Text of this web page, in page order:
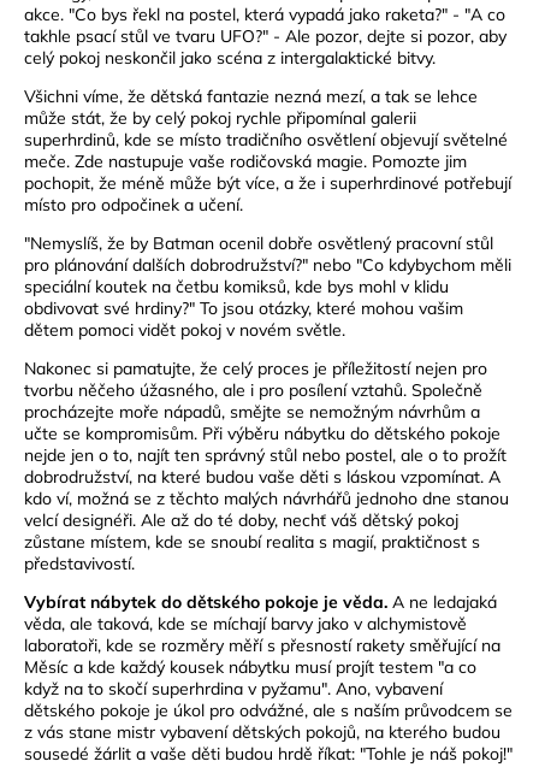
akce. "Co bys řekl na postel, která vypadá jako raketa?" - "A co
takhle psací stůl ve tvaru UFO?" - Ale pozor, dejte si pozor, aby
celý pokoj neskončil jako scéna z intergalaktické bitvy.
Všichni víme, že dětská fantazie nezná mezí, a tak se lehce
může stát, že by celý pokoj rychle připomínal galerii
superhrdinů, kde se místo tradičního osvětlení objevují světelné
meče. Zde nastupuje vaše rodičovská magie. Pomozte jim
pochopit, že méně může být více, a že i superhrdinové potřebují
místo pro odpočinek a učení.
"Nemyslíš, že by Batman ocenil dobře osvětlený pracovní stůl
pro plánování dalších dobrodružství?" nebo "Co kdybychom měli
speciální koutek na četbu komiksů, kde bys mohl v klidu
obdivovat své hrdiny?" To jsou otázky, které mohou vašim
dětem pomoci vidět pokoj v novém světle.
Nakonec si pamatujte, že celý proces je příležitostí nejen pro
tvorbu něčeho úžasného, ale i pro posílení vztahů. Společně
procházejte moře nápadů, smějte se nemožným návrhům a
učte se kompromisům. Při výběru nábytku do dětského pokoje
nejde jen o to, najít ten správný stůl nebo postel, ale o to prožít
dobrodružství, na které budou vaše děti s láskou vzpomínat. A
kdo ví, možná se z těchto malých návrhářů jednoho dne stanou
velcí designéři. Ale až do té doby, nechť váš dětský pokoj
zůstane místem, kde se snoubí realita s magií, praktičnost s
představivostí.
Vybírat nábytek do dětského pokoje je věda. A ne ledajaká
věda, ale taková, kde se míchají barvy jako v alchymistově
laboratoři, kde se rozměry měří s přesností rakety směřující na
Měsíc a kde každý kousek nábytku musí projít testem "a co
když na to skočí superhrdina v pyžamu". Ano, vybavení
dětského pokoje je úkol pro odvážné, ale s naším průvodcem se
z vás stane mistr vybavení dětských pokojů, na kterého budou
sousedé žárlit a vaše děti budou hrdě říkat: "Tohle je náš pokoj!"